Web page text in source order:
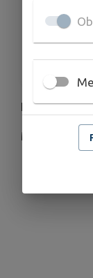
Collobrières
Le dim. 7 juin
Les Pies
Musée